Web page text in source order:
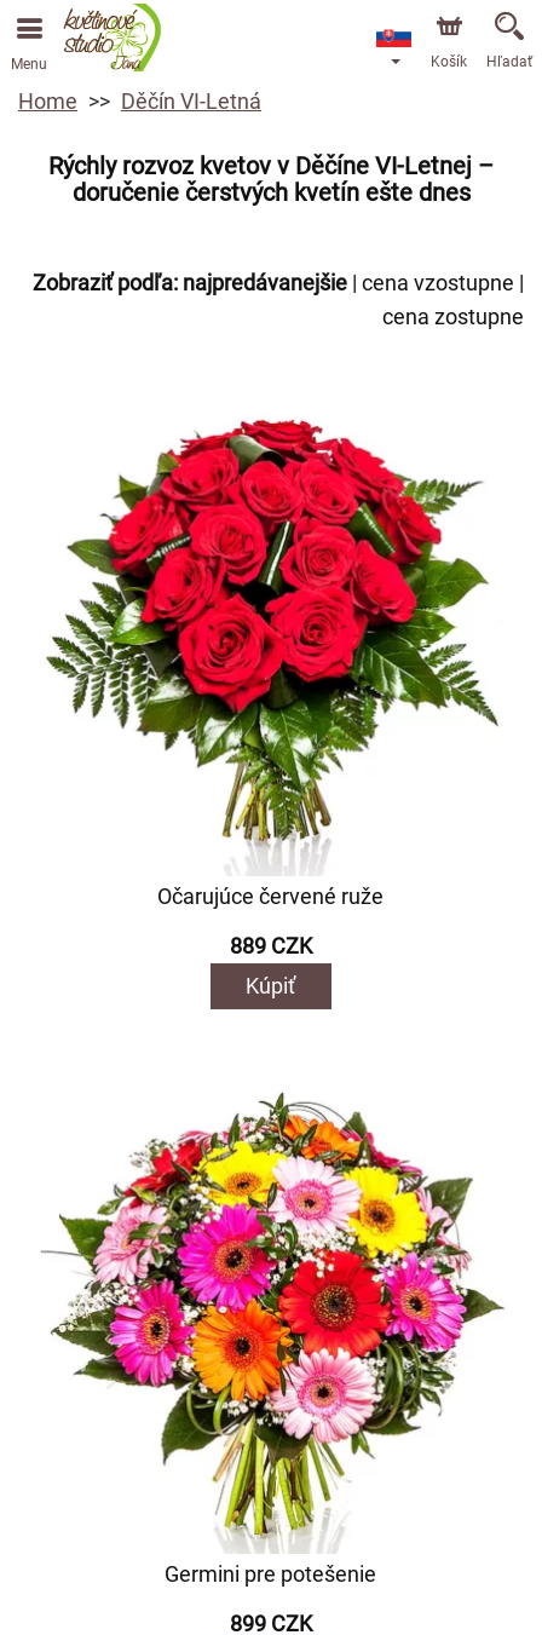
Menu Košík Hľadať
Home Děčín VI-Letná
Rýchly rozvoz kvetov v Děčíne VI-Letnej –
doručenie čerstvých kvetín ešte dnes
Zobraziť podľa: najpredávanejšie | cena vzostupne |
cena zostupne
Očarujúce červené ruže
889 CZK
Kúpiť
Germini pre potešenie
899 CZK